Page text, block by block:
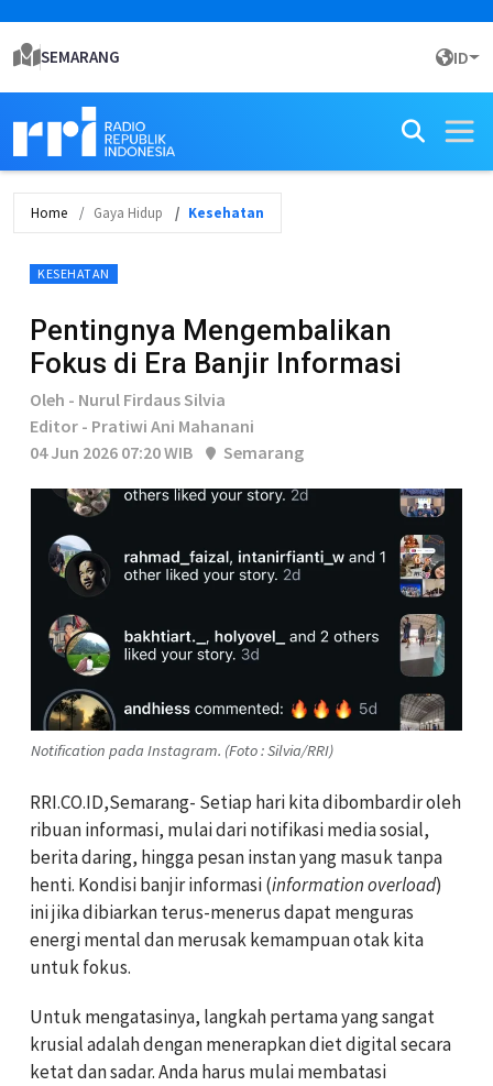
SEMARANG ID
Home Gaya Hidup Kesehatan
KESEHATAN
Pentingnya Mengembalikan
Fokus di Era Banjir Informasi
Oleh - Nurul Firdaus Silvia
Editor - Pratiwi Ani Mahanani
04 Jun 2026 07:20 WIB
Semarang
Notification pada Instagram. (Foto : Silvia/RRI)
RRI.CO.ID,Semarang- Setiap hari kita dibombardir oleh
ribuan informasi, mulai dari notifikasi media sosial,
berita daring, hingga pesan instan yang masuk tanpa
henti. Kondisi banjir informasi (information overload)
ini jika dibiarkan terus-menerus dapat menguras
energi mental dan merusak kemampuan otak kita
untuk fokus.
Untuk mengatasinya, langkah pertama yang sangat
krusial adalah dengan menerapkan diet digital secara
ketat dan sadar. Anda harus mulai membatasi